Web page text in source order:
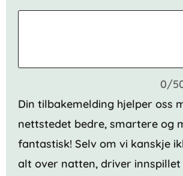
0/
Din tilbakemelding hjelper oss
nettstedet bedre, smartere og
fantastisk! Selv om vi kanskje
alt over natten, driver